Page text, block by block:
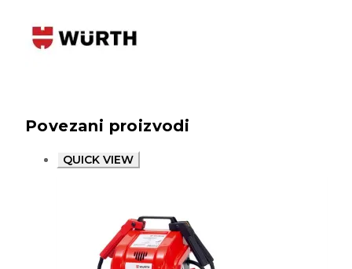
Povezani proizvodi
QUICK VIEW